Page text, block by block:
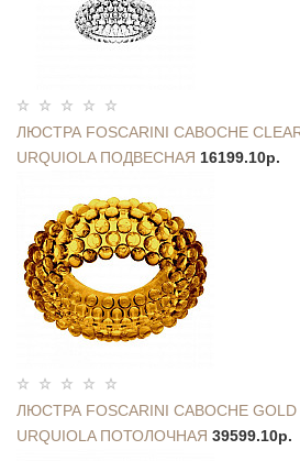
ЛЮСТРА FOSCARINI CABOCHE
URQUIOLA ПОДВЕСНАЯ 16199.10р.
ЛЮСТРА FOSCARINI CABOCHE GOLD
URQUIOLA ПОТОЛОЧНАЯ 39599.10р.